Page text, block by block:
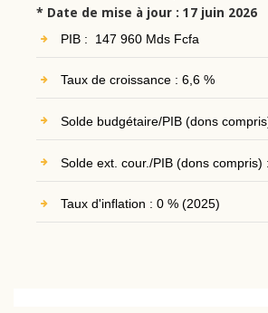
* Date de mise à jour : 17 juin 2026
PIB : 147 960 Mds Fcfa
Taux de croissance : 6,6 %
Solde budgétaire/PIB (dons
Solde ext. cour./PIB (dons compris) :
Taux d'inflation : 0 % (2025)